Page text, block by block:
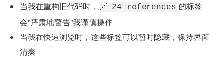
当我在重构旧代码时， 🔗 24 references 的标签
会"严肃地警告"我谨慎操作
当我在快速浏览时，这些标签可以暂时隐藏，保持界面
清爽